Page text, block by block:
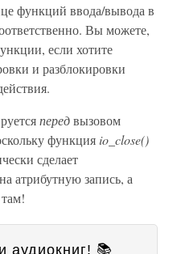
функций ввода/вывода в
Вы можете,
если хотите
и разблокировки
передвызовом
функция io_close()
сделает
атрибутную запись, а
аудиокниг! 📚